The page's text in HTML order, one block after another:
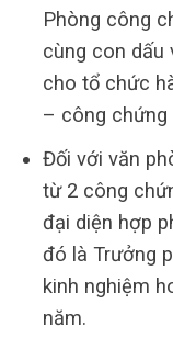
Phòng công
cùng con dấu
cho tổ chức
– công chứng
Đối với văn
từ 2 công
đại diện hợp
đó là Trưởng
kinh nghiệm
năm.